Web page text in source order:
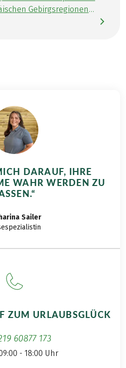
Gebirgsregionen
aber auch von der
der Bodenfeuchtigkeit,
es sich, auf Vorräte
Sie über kulinarische als
zu den Pflanzen und
Italien, der Schweiz,
Interessieren Sie sich
DARAUF, IHRE
WAHR WERDEN ZU
Sailer
ZUM URLAUBSGLÜCK
60877 173
- 18:00 Uhr